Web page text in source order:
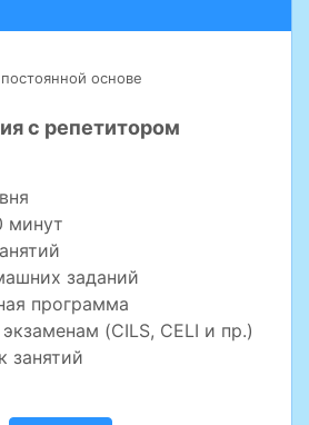
основе
с репетитором
минут
заданий
программа
(CILS, CELI и пр.)
занятий